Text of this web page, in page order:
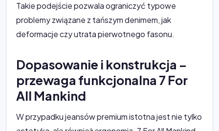
Takie podejście pozwala ograniczyć typowe
problemy związane z tańszym denimem, jak
deformacje czy utrata pierwotnego fasonu.
Dopasowanie i konstrukcja –
przewaga funkcjonalna 7 For
All Mankind
W przypadku jeansów premium istotna jest nie tylko